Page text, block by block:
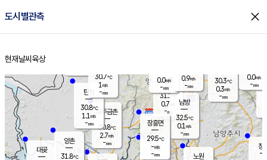
도시별관측 close
홈
현재날씨 육상
양주
31.2℃
0.7
-mm
파주금촌
30.8℃
2.7m/s
-mm
30.3℃
0.3m/s
-mm
대곶
창
탄현
30.8℃
1.1 m/s
-mm
0.0m/s
-mm
양촌
31.8℃
은평
노원
남방
32.5℃
0.1 m/s
-mm
장흥면
29.5℃
-m/s
-mm
0.0m/s
-mm
30.7℃
1 m/s
-mm
0.9m/s
-mm